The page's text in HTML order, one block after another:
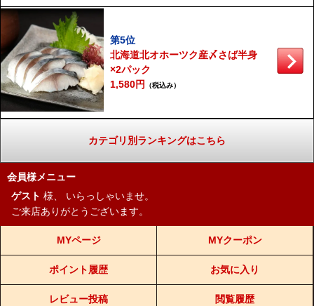
第5位
北海道北オホーツク産〆さば半身
×2パック
1,580円
（税込み）
カテゴリ別ランキングはこちら
会員様メニュー
ゲスト 様、
いらっしゃいませ。
ご来店ありがとうございます。
MYページ MYクーポン
ポイント履歴 お気に入り
レビュー投稿 閲覧履歴